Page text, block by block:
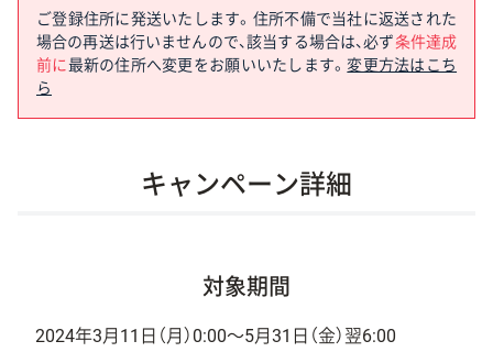
ご登録住所に発送いたします。住所不備で当社に返送された
場合の再送は行いませんので、該当する場合は、必ず条件達成
前に最新の住所へ変更をお願いいたします。 変更方法はこち
ら
キャンペーン詳細
対象期間
2024年3月11日（月）0:00〜5月31日（金）翌6:00